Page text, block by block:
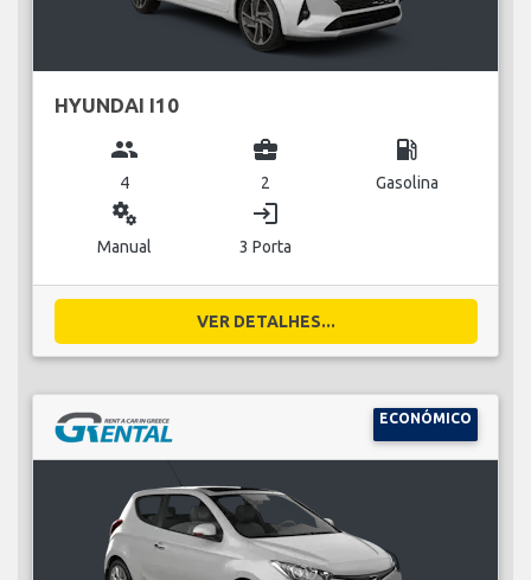
HYUNDAI I10
group
4
business_center
2
local_gas_station
Gasolina
miscellaneous_services
Manual
login
3 Porta
VER DETALHES...
ECONÓMICO